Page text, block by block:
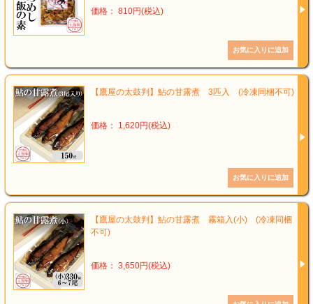
価格： 810円(税込)
【鷹屋の太鼓判】鮎の甘露煮 3匹入 (冷凍同梱不可)
価格： 1,620円(税込)
【鷹屋の太鼓判】鮎の甘露煮 霧箱入(小) (冷凍同梱
不可)
価格： 3,650円(税込)